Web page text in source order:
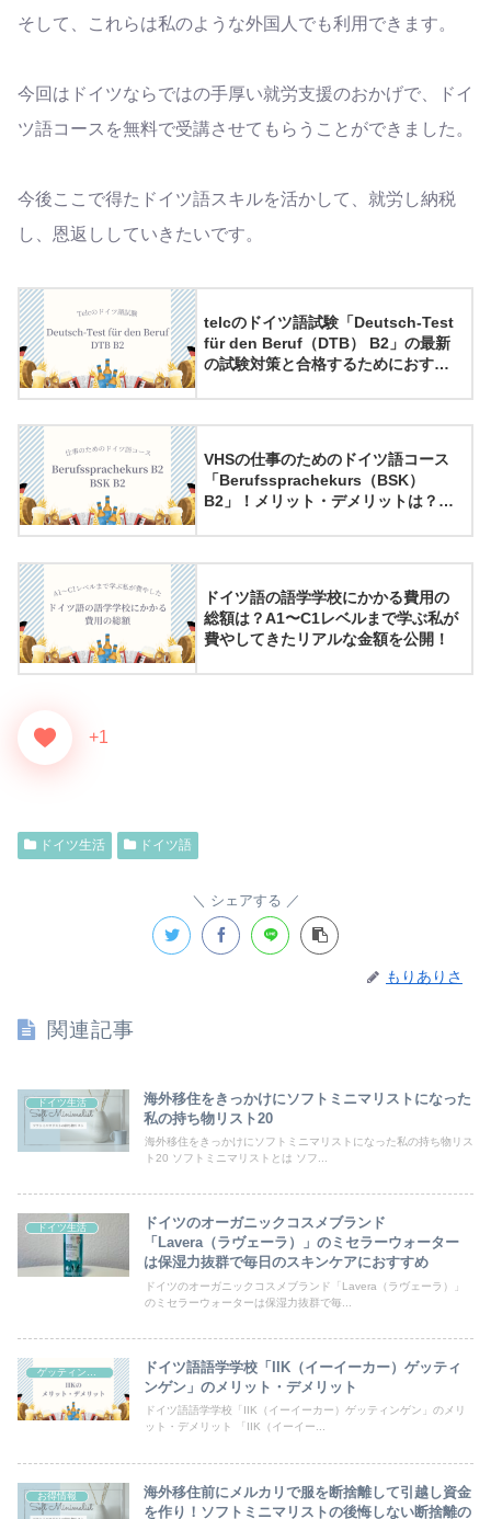
そして、これらは私のような外国人でも利用できます。
今回はドイツならではの手厚い就労支援のおかげで、ドイ
ツ語コースを無料で受講させてもらうことができました。
今後ここで得たドイツ語スキルを活かして、就労し納税
し、恩返ししていきたいです。
telcのドイツ語試験「Deutsch-Test
für den Beruf（DTB） B2」の最新
の試験対策と合格するためにおすす
VHSの仕事のためのドイツ語コース
「Berufssprachekurs（BSK）
B2」！メリット・デメリットは？受
ドイツ語の語学学校にかかる費用の
総額は？A1〜C1レベルまで学ぶ私が
費やしてきたリアルな金額を公開！
+1
ドイツ生活 ドイツ語
シェアする
もりありさ
関連記事
ドイツ生活
海外移住をきっかけにソフトミニマリストになった
私の持ち物リスト20
海外移住をきっかけにソフトミニマリストになった私の持ち物リス
ト20 ソフトミニマリストとは ソフ...
ドイツ生活
ドイツのオーガニックコスメブランド
「Lavera（ラヴェーラ）」のミセラーウォーター
は保湿力抜群で毎日のスキンケアにおすすめ
ドイツのオーガニックコスメブランド「Lavera（ラヴェーラ）」
のミセラーウォーターは保湿力抜群で毎...
ドイツ語語学学校「IIK（イーイーカー）ゲッティ
ンゲン」のメリット・デメリット
ドイツ語語学学校「IIK（イーイーカー）ゲッティンゲン」のメリ
ット・デメリット 「IIK（イーイー...
お得情報
海外移住前にメルカリで服を断捨離して引越し資金
を作り！ソフトミニマリストの後悔しない断捨離の